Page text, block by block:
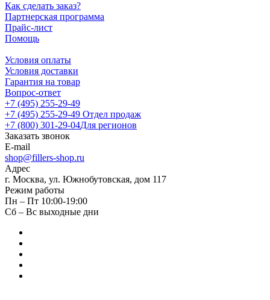
Как сделать заказ?
Партнерская программа
Прайс-лист
Помощь
Условия оплаты
Условия доставки
Гарантия на товар
Вопрос-ответ
+7 (495) 255-29-49
+7 (495) 255-29-49 Отдел продаж
+7 (800) 301-29-04Для регионов
Заказать звонок
E-mail
shop@fillers-shop.ru
Адрес
г. Москва, ул. Южнобутовская, дом 117
Режим работы
Пн – Пт 10:00-19:00
Сб – Вс выходные дни